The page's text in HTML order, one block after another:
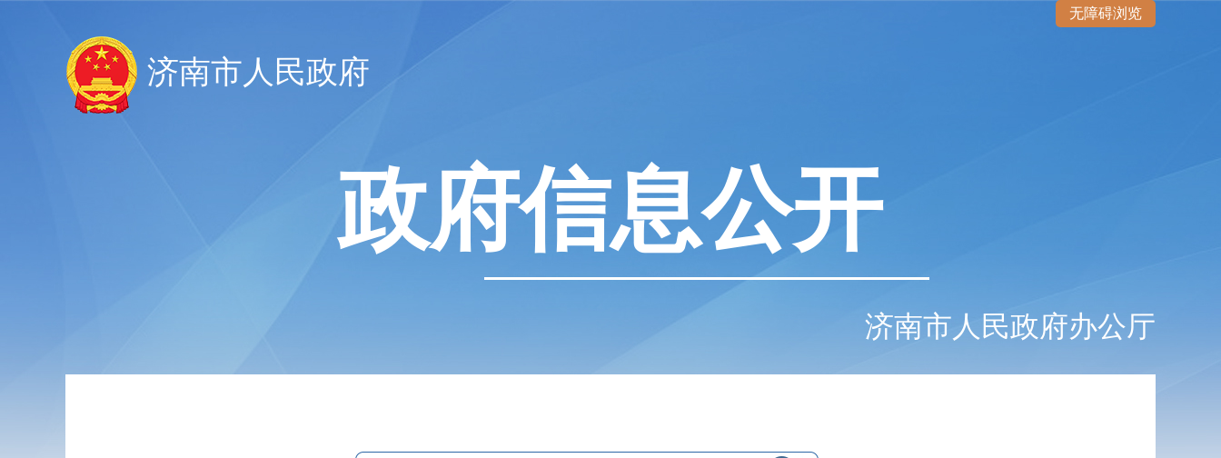
无障碍浏览
济南市人民政府
政府信息公开
济南市人民政府办公厅